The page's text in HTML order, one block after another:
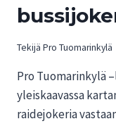
Tekijä Pro Tuomarinkylä
Pro Tuomarinkylä
yleiskaavassa
raidejokeria